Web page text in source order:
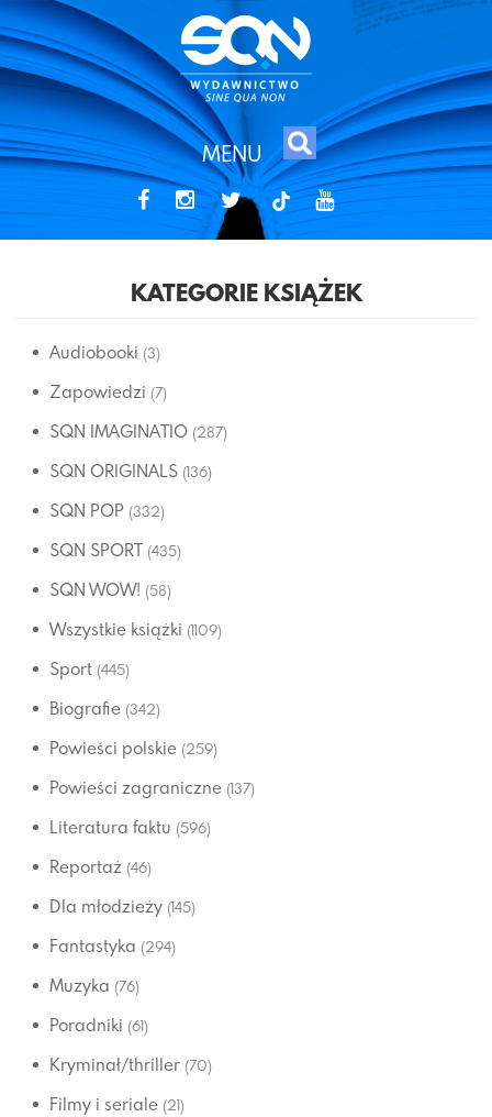
MENU
tiktok
KATEGORIE KSIĄŻEK
Audiobooki (3)
Zapowiedzi (7)
SQN IMAGINATIO (287)
SQN ORIGINALS (136)
SQN POP (332)
SQN SPORT (435)
SQN WOW! (58)
Wszystkie książki (1109)
Sport (445)
Biografie (342)
Powieści polskie (259)
Powieści zagraniczne (137)
Literatura faktu (596)
Reportaż (46)
Dla młodzieży (145)
Fantastyka (294)
Muzyka (76)
Poradniki (61)
Kryminał/thriller (70)
Filmy i seriale (21)